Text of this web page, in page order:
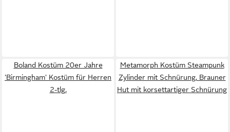
Boland Kostüm 20er Jahre
'Birmingham' Kostüm für Herren
2-tlg.
Metamorph Kostüm Steampunk
Zylinder mit Schnürung, Brauner
Hut mit korsettartiger Schnürung